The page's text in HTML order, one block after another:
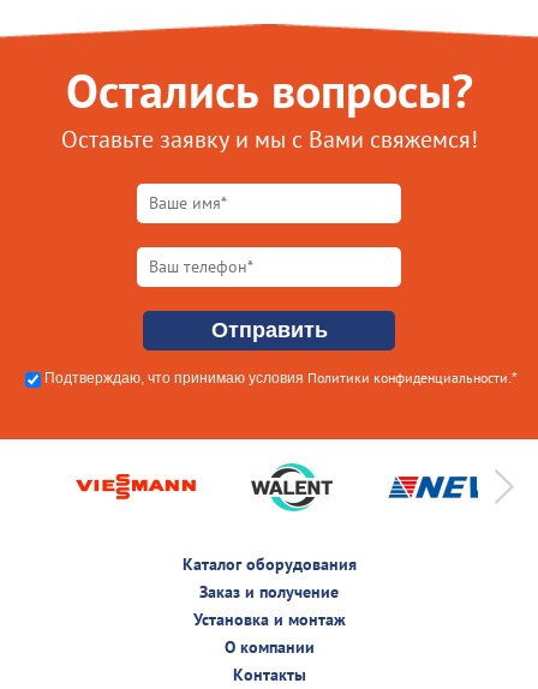
Остались вопросы?
Оставьте заявку и мы с Вами свяжемся!
Подтверждаю, что принимаю условия Политики конфиденциальности.*
Каталог оборудования
Заказ и получение
Установка и монтаж
О компании
Контакты